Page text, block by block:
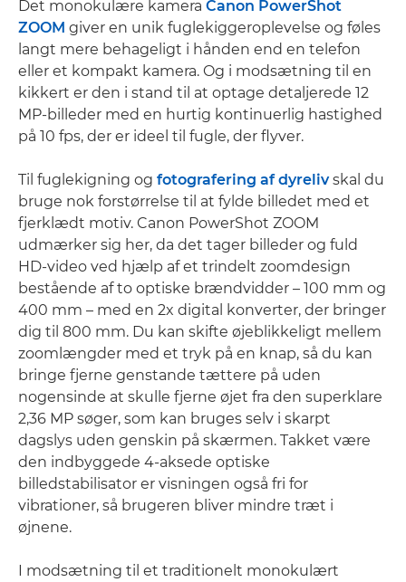
Det monokulære kamera Canon PowerShot
ZOOM giver en unik fuglekiggeroplevelse og føles
langt mere behageligt i hånden end en telefon
eller et kompakt kamera. Og i modsætning til en
kikkert er den i stand til at optage detaljerede 12
MP-billeder med en hurtig kontinuerlig hastighed
på 10 fps, der er ideel til fugle, der flyver.
Til fuglekigning og fotografering af dyrelivskal du
bruge nok forstørrelse til at fylde billedet med et
fjerklædt motiv. Canon PowerShot ZOOM
udmærker sig her, da det tager billeder og fuld
HD-video ved hjælp af et trindelt zoomdesign
bestående af to optiske brændvidder – 100 mm og
400 mm – med en 2x digital konverter, der bringer
dig til 800 mm. Du kan skifte øjeblikkeligt mellem
zoomlængder med et tryk på en knap, så du kan
bringe fjerne genstande tættere på uden
nogensinde at skulle fjerne øjet fra den superklare
2,36 MP søger, som kan bruges selv i skarpt
dagslys uden genskin på skærmen. Takket være
den indbyggede 4-aksede optiske
billedstabilisator er visningen også fri for
vibrationer, så brugeren bliver mindre træt i
øjnene.
I modsætning til et traditionelt monokulært